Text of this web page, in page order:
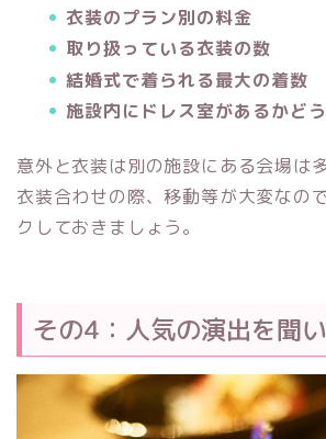
衣装のプラン別の料金
取り扱っている衣装の数
結婚式で着られる最大の着数
施設内にドレス室があるかど
意外と衣装は別の施設にある会場は
衣装合わせの際、移動等が大変なの
クしておきましょう。
その4：人気の演出を聞